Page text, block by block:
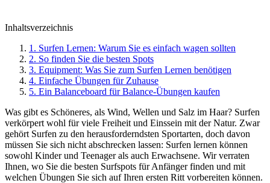
Inhaltsverzeichnis
1. Surfen Lernen: Warum Sie es einfach wagen sollten
2. So finden Sie die besten Spots
3. Equipment: Was Sie zum Surfen Lernen benötigen
4. Einfache Übungen für Zuhause
5. Ein Balanceboard für Balance-Übungen kaufen
Was gibt es Schöneres, als Wind, Wellen und Salz im Haar? Surfen
verkörpert wohl für viele Freiheit und Einssein mit der Natur. Zwar
gehört Surfen zu den herausforderndsten Sportarten, doch davon
müssen Sie sich nicht abschrecken lassen: Surfen lernen können
sowohl Kinder und Teenager als auch Erwachsene. Wir verraten
Ihnen, wo Sie die besten Surfspots für Anfänger finden und mit
welchen Übungen Sie sich auf Ihren ersten Ritt vorbereiten können.